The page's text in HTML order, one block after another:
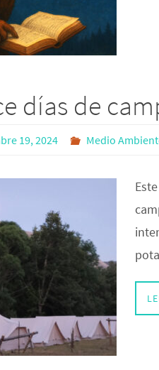
días de
19, 2024 Medio